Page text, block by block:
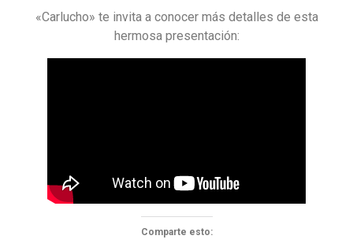
«Carlucho» te invita a conocer más detalles de esta
hermosa presentación:
Comparte esto: